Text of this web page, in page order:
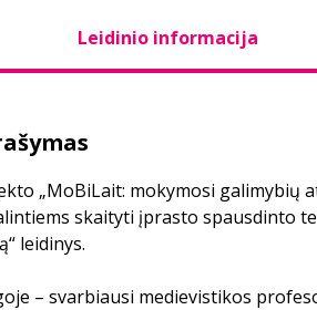
Leidinio informacija
„MoBiLait: mokymosi galimybių
skaityti įprasto spausdinto
leidinys.
– svarbiausi medievistikos